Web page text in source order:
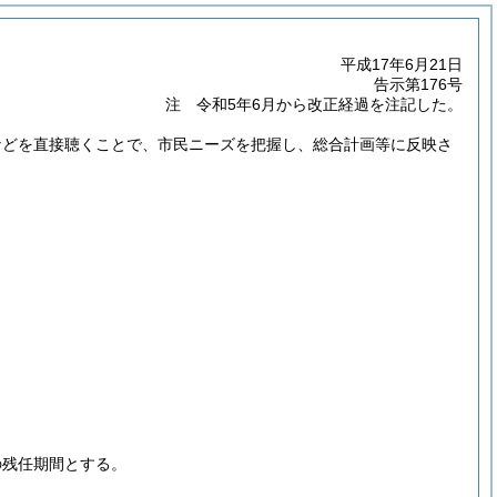
平成17年6月21日
告示第176号
注 令和5年6月から改正経過を注記した。
を直接聴くことで、市民ニーズを把握し、総合計画等に反映さ
任期間とする。